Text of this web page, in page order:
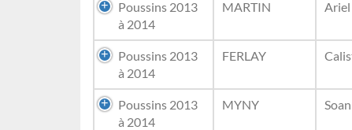
Poussins 2013
à 2014
MARTIN Ariel
Poussins 2013
à 2014
FERLAY
Poussins 2013
à 2014
MYNY Soan